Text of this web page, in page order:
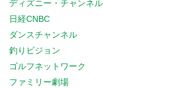
ディズニー・チャンネル
日経CNBC
ダンスチャンネル
釣りビジョン
ゴルフネットワーク
ファミリー劇場